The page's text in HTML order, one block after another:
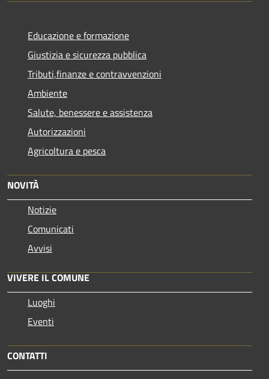
Educazione e formazione
Giustizia e sicurezza pubblica
Tributi,finanze e contravvenzioni
Ambiente
Salute, benessere e assistenza
Autorizzazioni
Agricoltura e pesca
NOVITÀ
Notizie
Comunicati
Avvisi
VIVERE IL COMUNE
Luoghi
Eventi
CONTATTI